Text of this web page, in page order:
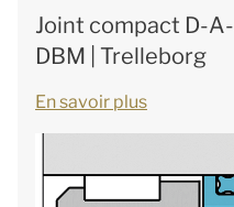
Joint compact D-
DBM | Trelleborg
En savoir plus